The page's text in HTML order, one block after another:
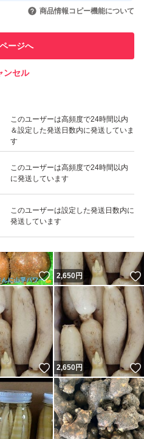
引を完了させた実績があります
での取引実績があります
このユーザーは高頻度で24時間以内
＆設定した発送日数内に発送していま
す
このユーザーは高頻度で24時間以内
に発送しています
このユーザーは設定した発送日数内に
発送しています
商品情報コピー機能について
ージへ
ンセル
いいね！
1,140
いいね！
2,650円
いいね！
2,650円